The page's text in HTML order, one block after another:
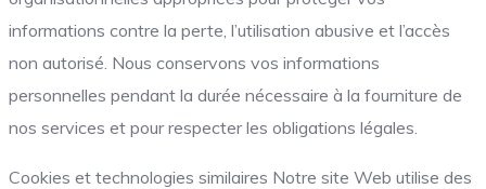
informations contre la perte, l’utilisation abusive et l’accès
non autorisé. Nous conservons vos informations
personnelles pendant la durée nécessaire à la fourniture de
nos services et pour respecter les obligations légales.
Cookies et technologies similaires Notre site Web utilise des